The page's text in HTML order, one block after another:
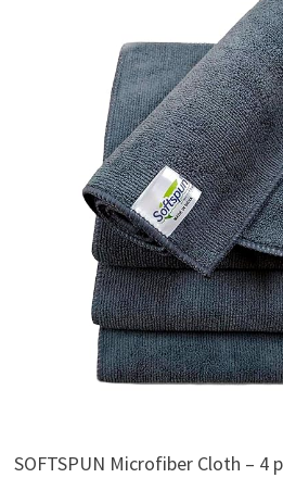
SOFTSPUN Microfiber Cloth – 4